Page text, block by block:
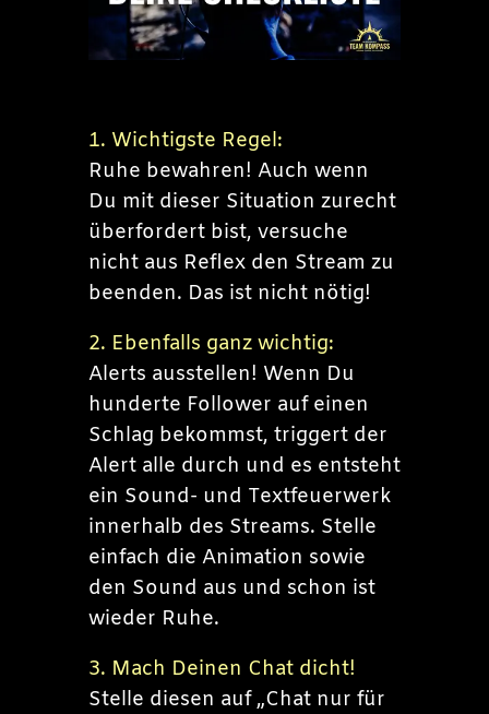
1. Wichtigste Regel:
Ruhe bewahren! Auch wenn
Du mit dieser Situation zurecht
überfordert bist, versuche
nicht aus Reflex den Stream zu
beenden. Das ist nicht nötig!
2. Ebenfalls ganz wichtig:
Alerts ausstellen! Wenn Du
hunderte Follower auf einen
Schlag bekommst, triggert der
Alert alle durch und es entsteht
ein Sound- und Textfeuerwerk
innerhalb des Streams. Stelle
einfach die Animation sowie
den Sound aus und schon ist
wieder Ruhe.
3. Mach Deinen Chat dicht!
Stelle diesen auf „Chat nur für